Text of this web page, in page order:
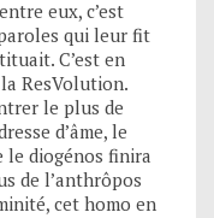
eux, c’est
qui leur fit
C’est en
ResVolution.
le plus de
d’âme, le
le diogénos finira
de l’anthrôpos
cet homo en